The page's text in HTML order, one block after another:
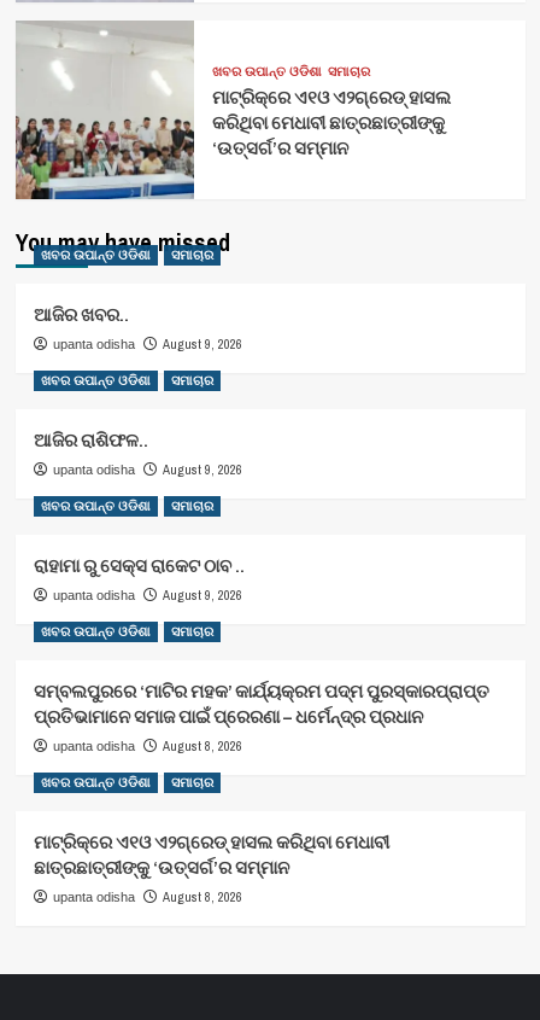
ଖବର ଉପାନ୍ତ ଓଡିଶା ସମାଚାର
ମାଟ୍ରିକ୍‌ରେ ଏ୧ଓ ଏ୨ଗ୍ରେଡ୍‌ ହାସଲ
କରିଥିବା ମେଧାବୀ ଛାତ୍ରଛାତ୍ରୀଙ୍କୁ
‘ଉତ୍ସର୍ଗ’ର ସମ୍ମାନ
You may have missed
ଖବର ଉପାନ୍ତ ଓଡିଶା ସମାଚାର
ଆଜିର ଖବର..
upanta odisha August 9, 2026
ଖବର ଉପାନ୍ତ ଓଡିଶା ସମାଚାର
ଆଜିର ରାଶିଫଳ..
upanta odisha August 9, 2026
ଖବର ଉପାନ୍ତ ଓଡିଶା ସମାଚାର
ରାହାମା ରୁ ସେକ୍ସ ରାକେଟ ଠାବ ..
upanta odisha August 9, 2026
ଖବର ଉପାନ୍ତ ଓଡିଶା ସମାଚାର
ସମ୍ବଲପୁରରେ ‘ମାଟିର ମହକ’ କାର୍ଯ୍ୟକ୍ରମ ପଦ୍ମ ପୁରସ୍କାରପ୍ରାପ୍ତ
ପ୍ରତିଭାମାନେ ସମାଜ ପାଇଁ ପ୍ରେରଣା – ଧର୍ମେନ୍ଦ୍ର ପ୍ରଧାନ
upanta odisha August 8, 2026
ଖବର ଉପାନ୍ତ ଓଡିଶା ସମାଚାର
ମାଟ୍ରିକ୍‌ରେ ଏ୧ଓ ଏ୨ଗ୍ରେଡ୍‌ ହାସଲ କରିଥିବା ମେଧାବୀ
ଛାତ୍ରଛାତ୍ରୀଙ୍କୁ ‘ଉତ୍ସର୍ଗ’ର ସମ୍ମାନ
upanta odisha August 8, 2026